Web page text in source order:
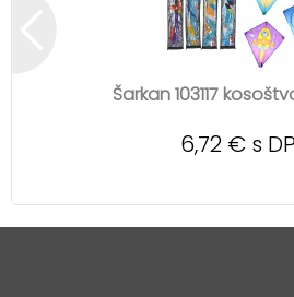
Šarkan 103117
6,72 € s